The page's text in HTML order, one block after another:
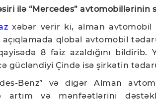
ilə “Mercedes” avtomobillərinin
xəbər verir ki, alman avtomobil
açıqlamada qlobal avtomobil
8 faiz azaldığını bildirib.
gücləndiyi Çində isə şirkətin
Benz” və digər Alman
artım və mənfəətlərini